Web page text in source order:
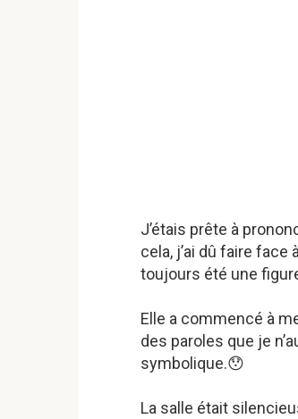
J’étais prête à
cela, j’ai dû faire
toujours été une
Elle a commencé à
des paroles que je
symbolique.😯
La salle était